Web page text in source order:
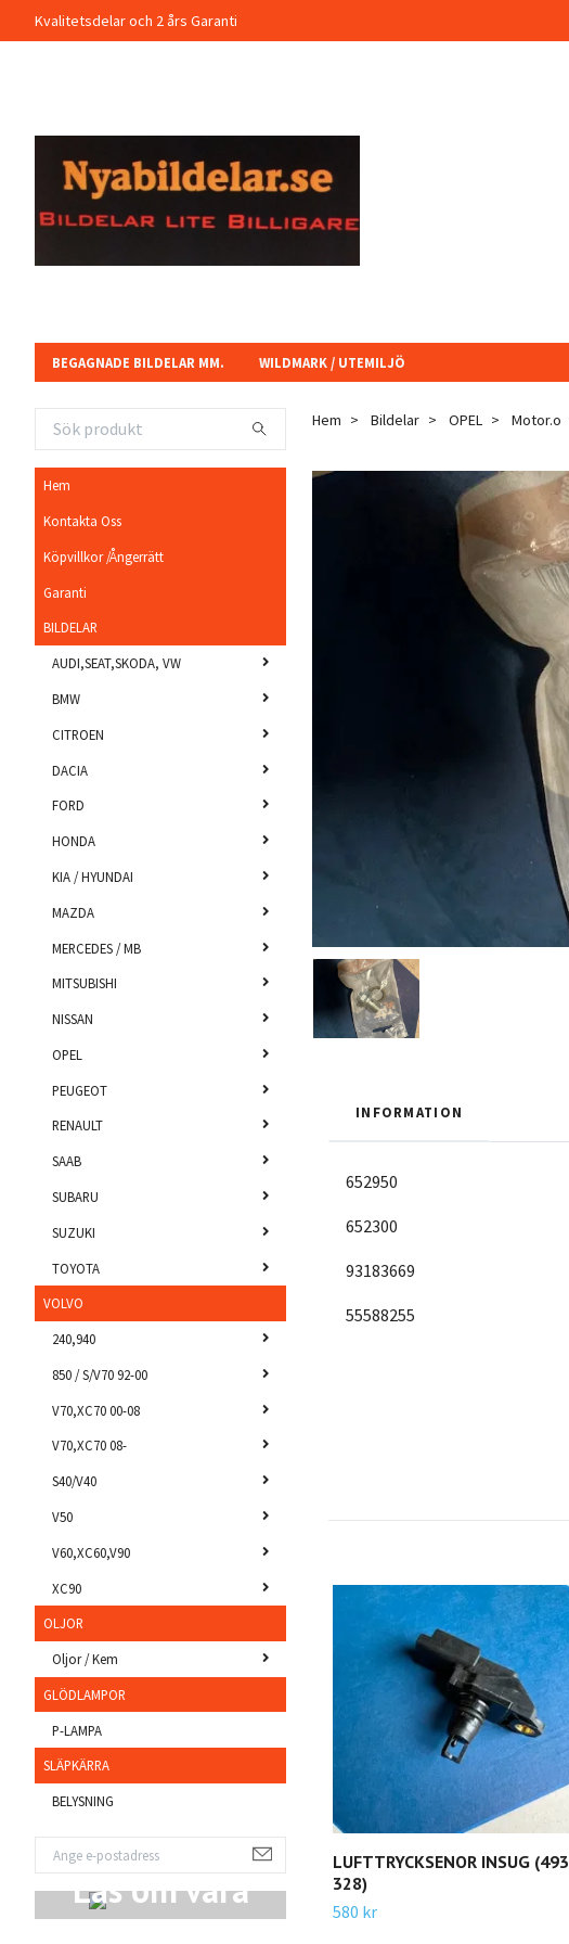
Kvalitetsdelar och 2 års Garanti
BEGAGNADE BILDELAR MM. WILDMARK / UTEMILJÖ
Hem
Kontakta Oss
Köpvillkor /Ångerrätt
Garanti
BILDELAR
AUDI,SEAT,SKODA, VW
BMW
CITROEN
DACIA
FORD
HONDA
KIA / HYUNDAI
MAZDA
MERCEDES / MB
MITSUBISHI
NISSAN
OPEL
PEUGEOT
RENAULT
SAAB
SUBARU
SUZUKI
TOYOTA
VOLVO
240,940
850 / S/V70 92-00
V70,XC70 00-08
V70,XC70 08-
S40/V40
V50
V60,XC60,V90
XC90
OLJOR
Oljor / Kem
GLÖDLAMPOR
P-LAMPA
SLÄPKÄRRA
BELYSNING
Läs om våra
Produkter
Hem Bildelar OPEL Motor.o
INFORMATION
652950
652300
93183669
55588255
LUFTTRYCKSENOR INSUG (493
328)
580 kr